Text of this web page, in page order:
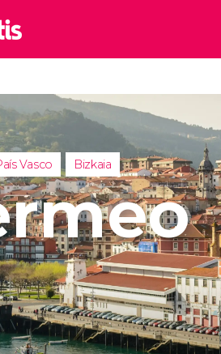
Italia
Reino
Reino
Turquía
Vasco Bizkaia